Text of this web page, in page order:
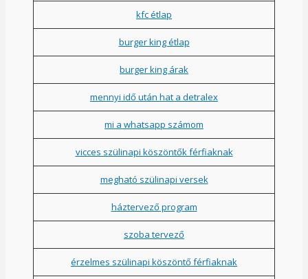
kfc étlap
burger king étlap
burger king árak
mennyi idő után hat a detralex
mi a whatsapp számom
vicces szülinapi köszöntők férfiaknak
megható szülinapi versek
háztervező program
szoba tervező
érzelmes szülinapi köszöntő férfiaknak